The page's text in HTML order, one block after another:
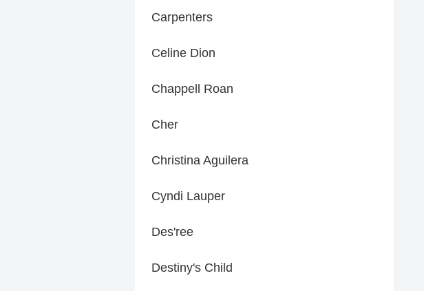
Carpenters
Celine Dion
Chappell Roan
Cher
Christina Aguilera
Cyndi Lauper
Des'ree
Destiny's Child